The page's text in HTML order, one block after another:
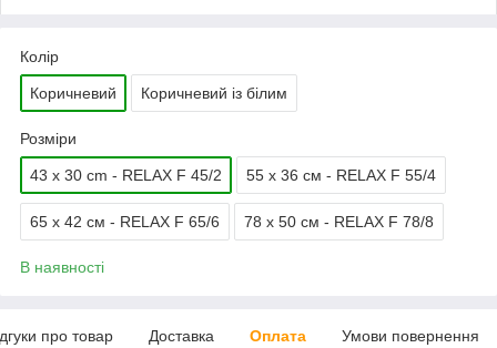
Колір
Коричневий Коричневий із білим
Розміри
43 x 30 cm - RELAX F 45/2 55 х 36 см - RELAX F 55/4
65 х 42 см - RELAX F 65/6 78 х 50 см - RELAX F 78/8
В наявності
про товар Доставка Оплата Умови повернення